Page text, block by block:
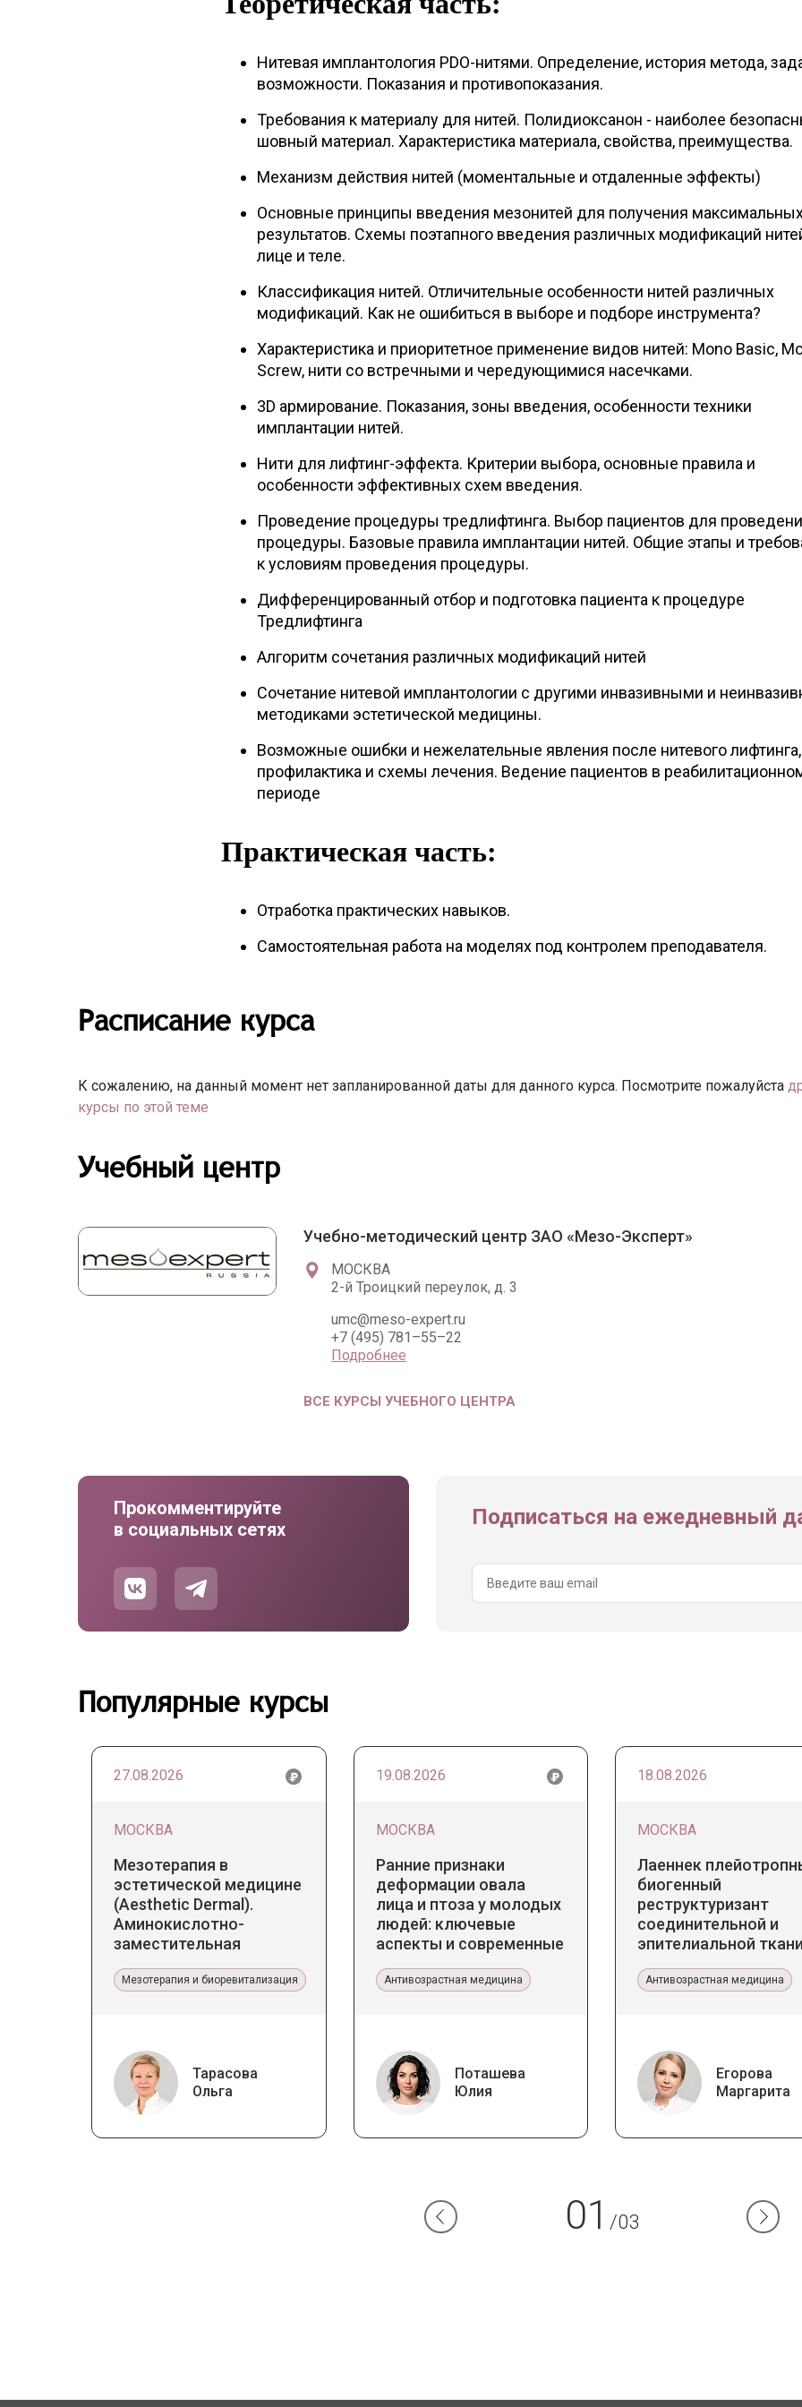
Нитевая имплантология PDO-нитями. Определение, история метода,
возможности. Показания и противопоказания.
Требования к материалу для нитей. Полидиоксанон - наиболее
шовный материал. Характеристика материала, свойства, преимущества.
Механизм действия нитей (моментальные и отдаленные эффекты)
Основные принципы введения мезонитей для получения
результатов. Схемы поэтапного введения различных модификаций
лице и теле.
Классификация нитей. Отличительные особенности нитей различных
модификаций. Как не ошибиться в выборе и подборе инструмента?
Характеристика и приоритетное применение видов нитей: Mono Basic,
Screw, нити со встречными и чередующимися насечками.
3D армирование. Показания, зоны введения, особенности техники
имплантации нитей.
Нити для лифтинг-эффекта. Критерии выбора, основные правила и
особенности эффективных схем введения.
Проведение процедуры тредлифтинга. Выбор пациентов для
процедуры. Базовые правила имплантации нитей. Общие этапы и
к условиям проведения процедуры.
Дифференцированный отбор и подготовка пациента к процедуре
Тредлифтинга
Алгоритм сочетания различных модификаций нитей
Сочетание нитевой имплантологии с другими инвазивными и
методиками эстетической медицины.
Возможные ошибки и нежелательные явления после нитевого лифтинга,
профилактика и схемы лечения. Ведение пациентов в
периоде
Практическая часть:
Отработка практических навыков.
Самостоятельная работа на моделях под контролем преподавателя.
Расписание курса
К сожалению, на данный момент нет запланированной даты для данного курса. Посмотрите пожалуйста
курсы по этой теме
Учебный центр
Учебно-методический центр ЗАО «Мезо-Эксперт»
МОСКВА
2-й Троицкий переулок, д. 3
umc@meso-expert.ru
+7 (495) 781–55–22
Подробнее
ВСЕ КУРСЫ УЧЕБНОГО ЦЕНТРА
Прокомментируйте
в социальных сетях
Подписаться на ежедневный
Популярные курсы
27.08.2026
МОСКВА
Мезотерапия в
эстетической медицине
(Aesthetic Dermal).
Аминокислотно-
заместительная
Мезотерапия и биоревитализация
Тарасова
Ольга
19.08.2026
МОСКВА
Ранние признаки
деформации овала
лица и птоза у молодых
людей: ключевые
аспекты и современные
Антивозрастная медицина
Поташева
Юлия
18.08.2026
МОСКВА
Лаеннек
биогенный
реструктуризант
соединительной и
эпителиальной
эстетической
Антивозрастная медицина
Егорова
Маргарита
01 /03